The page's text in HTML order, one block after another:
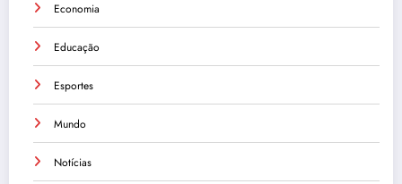
Economia
Educação
Esportes
Mundo
Notícias